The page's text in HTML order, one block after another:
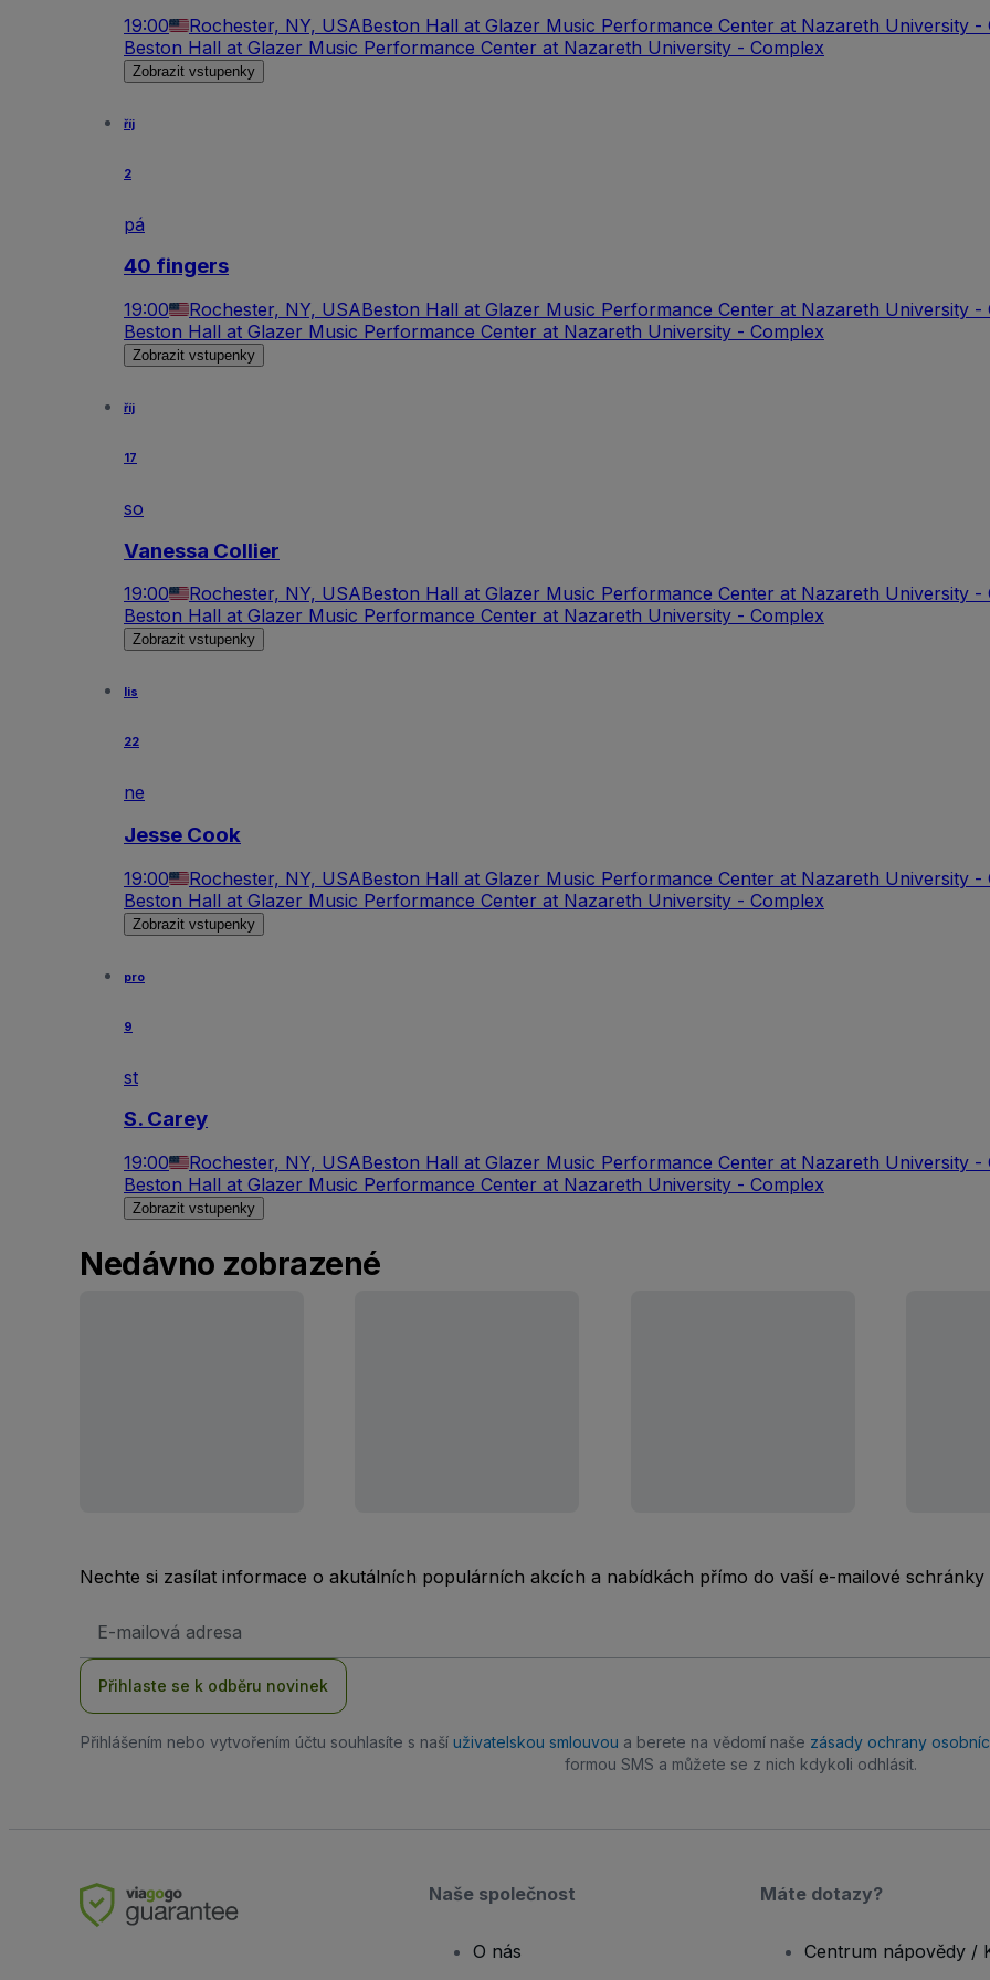
19:00 Rochester, NY, USABeston Hall at Glazer Music Performance Center at Nazareth University -
Beston Hall at Glazer Music Performance Center at Nazareth University - Complex
Zobrazit vstupenky
říj
2
pá
40 fingers
19:00 Rochester, NY, USABeston Hall at Glazer Music Performance Center at Nazareth University -
Beston Hall at Glazer Music Performance Center at Nazareth University - Complex
Zobrazit vstupenky
říj
17
so
Vanessa Collier
19:00 Rochester, NY, USABeston Hall at Glazer Music Performance Center at Nazareth University -
Beston Hall at Glazer Music Performance Center at Nazareth University - Complex
Zobrazit vstupenky
lis
22
ne
Jesse Cook
19:00 Rochester, NY, USABeston Hall at Glazer Music Performance Center at Nazareth University -
Beston Hall at Glazer Music Performance Center at Nazareth University - Complex
Zobrazit vstupenky
pro
9
st
S. Carey
19:00 Rochester, NY, USABeston Hall at Glazer Music Performance Center at Nazareth University -
Beston Hall at Glazer Music Performance Center at Nazareth University - Complex
Zobrazit vstupenky
Nedávno zobrazené
Nechte si zasílat informace o akutálních populárních akcích a nabídkách přímo do vaší e-mailové schránky
adresa
Přihlaste se k odběru novinek
Přihlášením nebo vytvořením účtu souhlasíte s naší uživatelskou smlouvou a berete na vědomí naše zásady ochrany
formou SMS a můžete se z nich kdykoli odhlásit.
Naše společnost
O nás
Máte dotazy?
Centrum nápovědy /